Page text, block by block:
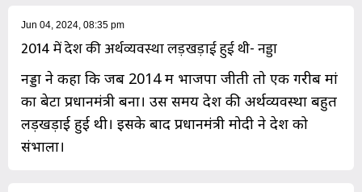
Jun 04, 2024, 08:35 pm
2014 में देश की अर्थव्यवस्था लड़खड़ाई हुई थी- नड्डा
नड्डा ने कहा कि जब 2014 में भाजपा जीती तो एक गरीब मां
का बेटा प्रधानमंत्री बना। उस समय देश की अर्थव्यवस्था बहुत
लड़खड़ाई हुई थी। इसके बाद प्रधानमंत्री मोदी ने देश को
संभाला।